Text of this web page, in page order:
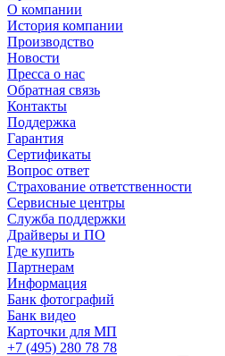
О компании
История компании
Производство
Новости
Пресса о нас
Обратная связь
Контакты
Поддержка
Гарантия
Сертификаты
Вопрос ответ
Страхование ответственности
Сервисные центры
Служба поддержки
Драйверы и ПО
Где купить
Партнерам
Информация
Банк фотографий
Банк видео
Карточки для МП
+7 (495) 280 78 78